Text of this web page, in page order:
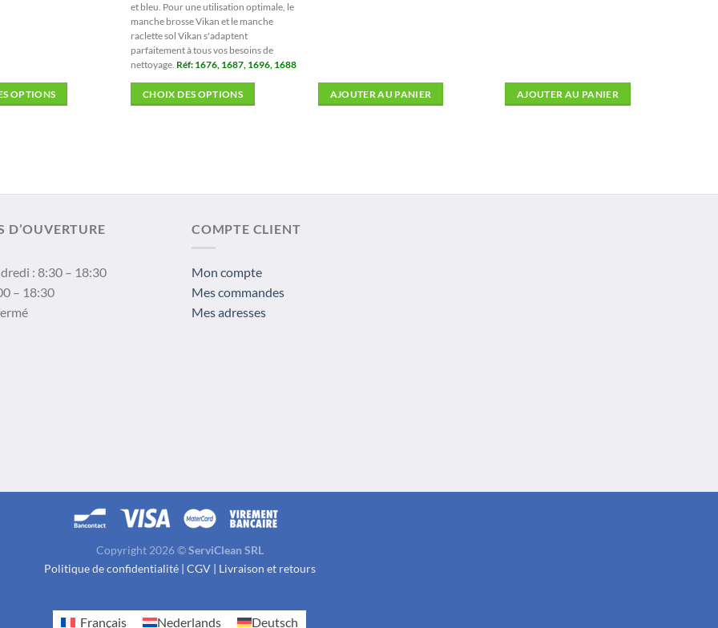
OPTIONS
et bleu. Pour une utilisation optimale, le
manche brosse Vikan et le manche
raclette sol Vikan s'adaptent
parfaitement à tous vos besoins de
nettoyage. Réf: 1676, 1687, 1696, 1688
CHOIX DES OPTIONS AJOUTER AU PANIER AJOUTER AU PANIER
D’OUVERTURE
: 8:30 – 18:30
– 18:30
COMPTE CLIENT
Mon compte
Mes commandes
Mes adresses
Copyright 2026 ©ServiClean SRL
Politique de confidentialité| CGV| Livraison et retours
Français Nederlands Deutsch